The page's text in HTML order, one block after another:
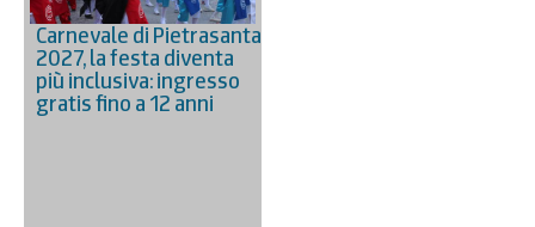
Carnevale di Pietrasanta
2027, la festa diventa
più inclusiva: ingresso
gratis fino a 12 anni